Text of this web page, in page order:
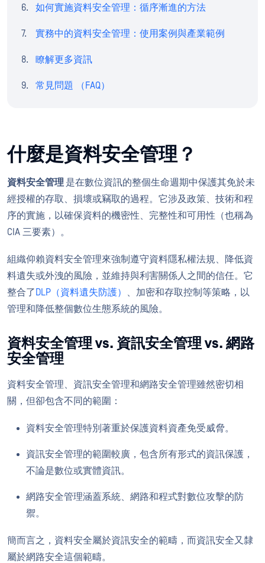
如何實施資料安全管理：循序漸進的方法
實務中的資料安全管理：使用案例與產業範例
瞭解更多資訊
常見問題 （FAQ）
什麼是資料安全管理？
資料安全管理 是在數位資訊的整個生命週期中保護其免於未
經授權的存取、損壞或竊取的過程。它涉及政策、技術和程
序的實施，以確保資料的機密性、完整性和可用性（也稱為
CIA 三要素）。
組織仰賴資料安全管理來強制遵守資料隱私權法規、降低資
料遺失或外洩的風險，並維持與利害關係人之間的信任。它
整合了 DLP（資料遺失防護）
、加密和存取控制等策略，以
管理和降低整個數位生態系統的風險。
資料安全管理 vs. 資訊安全管理 vs. 網路
安全管理
資料安全管理、資訊安全管理和網路安全管理雖然密切相
關，但卻包含不同的範圍：
資料安全管理特別著重於保護資料資產免受威脅。
資訊安全管理的範圍較廣，包含所有形式的資訊保護，
不論是數位或實體資訊。
網路安全管理涵蓋系統、網路和程式對數位攻擊的防
禦。
簡而言之，資料安全屬於資訊安全的範疇，而資訊安全又隸
屬於網路安全這個範疇。